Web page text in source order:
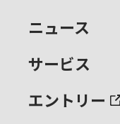
ニュース
サービス
エントリー